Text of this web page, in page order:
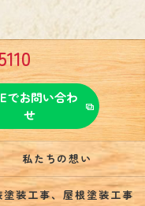
でお問い合わ
せ
私たちの想い
塗装工事、屋根塗装工事